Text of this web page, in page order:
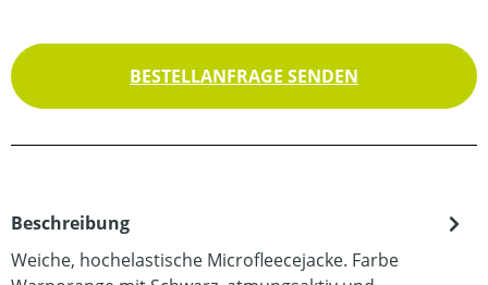
BESTELLANFRAGE SENDEN
Beschreibung
Weiche, hochelastische Microfleecejacke. Farbe